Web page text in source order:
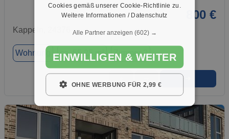
800 €
Kappeln, 24376
Wohnung ca. 55,25 m² Zimmer 2
Cookies gemäß unserer Cookie-Richtlinie zu.
Weitere Informationen / Datenschutz
Alle Partner anzeigen (602) →
EINWILLIGEN & WEITER
OHNE WERBUNG FÜR 2,99 €